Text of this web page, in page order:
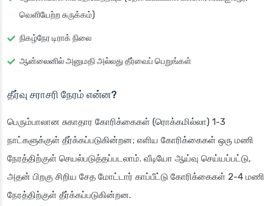
வெளியேற்ற சுருக்கம்)
நிகழ்நேர டிராக் நிலை
ஆன்லைனில் அனுமதி அல்லது தீர்வைப் பெறுங்கள்
தீர்வு சராசரி நேரம் என்ன?
பெரும்பாலான சுகாதார கோரிக்கைகள் (ரொக்கமில்லா) 1-3
நாட்களுக்குள் தீர்க்கப்படுகின்றன; எளிய கோரிக்கைகள் ஒரு மணி
நேரத்திற்குள் செயல்படுத்தப்படலாம். வீடியோ ஆய்வு செய்யப்பட்டு,
அதன் பிறகு சிறிய சேத மோட்டார் காப்பீட்டு கோரிக்கைகள் 2-4 மணி
நேரத்திற்குள் தீர்க்கப்படுகின்றன.